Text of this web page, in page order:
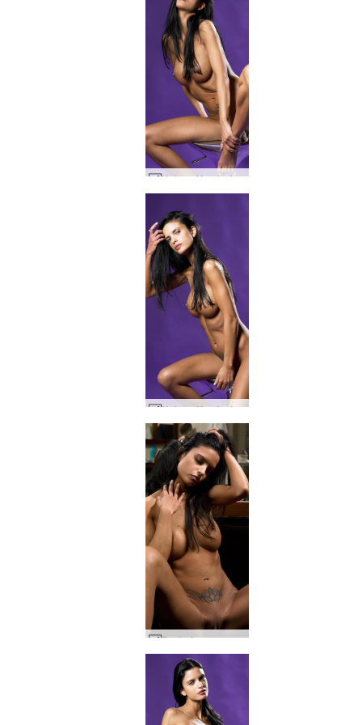
Helena Karel névoa roxa #31
Helena Karel névoa roxa #27
Banheira negra helena karel #80